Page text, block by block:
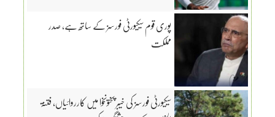
پوری قوم سیکیورٹی فورسز کے ساتھ ہے، صدر
مملکت
سیکیورٹی فورسز کی خیبر پختونخوا میں کارروائیاں، فتنۃ